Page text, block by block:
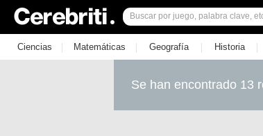
Ciencias | Matemáticas | Geografía | Historia |
Se han encontrado 13